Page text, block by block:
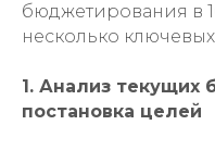
бюджетирования в
несколько ключевых
1. Анализ текущих
постановка целей